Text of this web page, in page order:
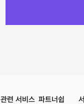
관련 서비스 파트너쉽